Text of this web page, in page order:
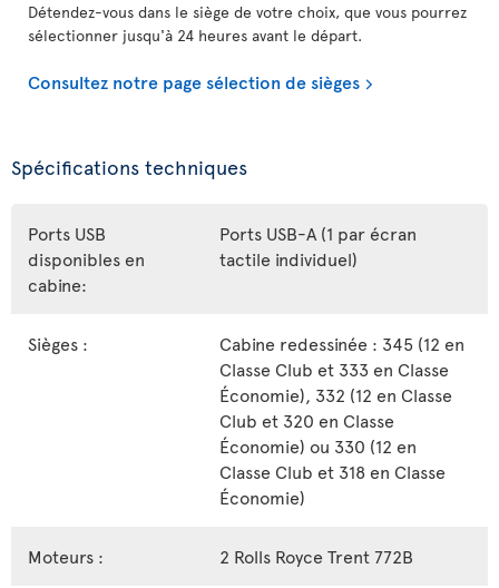
Détendez-vous dans le siège de votre choix, que vous pourrez
sélectionner jusqu'à 24 heures avant le départ.
Consultez notre page sélection de sièges
Spécifications techniques
Ports USB
disponibles en
cabine:
Ports USB-A (1 par écran
tactile individuel)
Sièges :
Cabine redessinée : 345 (12 en
Classe Club et 333 en Classe
Économie), 332 (12 en Classe
Club et 320 en Classe
Économie) ou 330 (12 en
Classe Club et 318 en Classe
Économie)
Moteurs : 2 Rolls Royce Trent 772B